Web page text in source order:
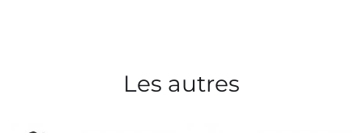
Les autres